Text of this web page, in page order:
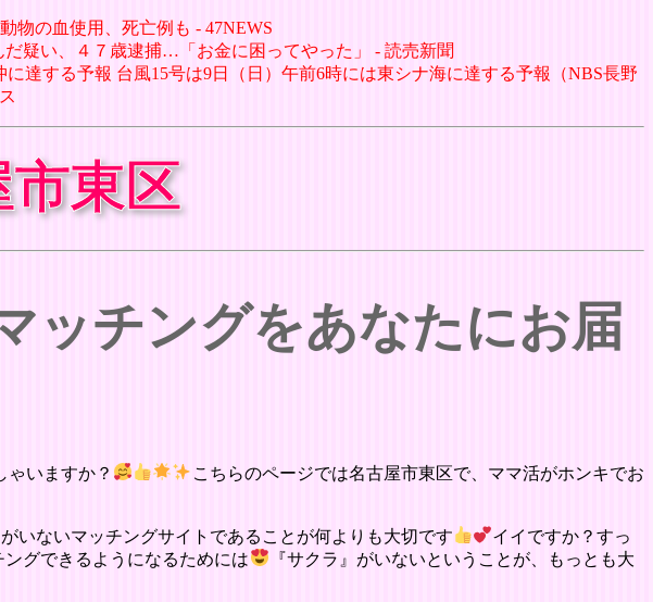
物の血使用、死亡例も - 47NEWS
疑い、４７歳逮捕…「お金に困ってやった」 - 読売新聞
達する予報 台風15号は9日（日）午前6時には東シナ海に達する予報（NBS長野
市東区
ッチングをあなたにお届
ゃいますか？
こちらのページでは名古屋市東区で、ママ活がホンキでお
いないマッチングサイトであることが何よりも大切です
イイですか？すっ
ングできるようになるためには
『サクラ』がいないということが、もっとも大